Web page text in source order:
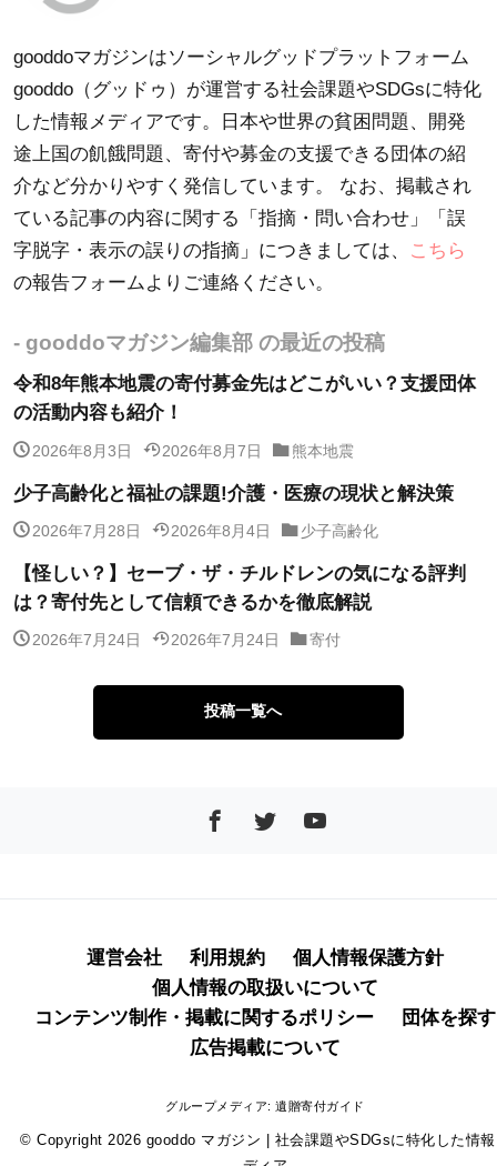
gooddoマガジンはソーシャルグッドプラットフォーム
gooddo（グッドゥ）が運営する社会課題やSDGsに特化
した情報メディアです。日本や世界の貧困問題、開発
途上国の飢餓問題、寄付や募金の支援できる団体の紹
介など分かりやすく発信しています。 なお、掲載され
ている記事の内容に関する「指摘・問い合わせ」「誤
字脱字・表示の誤りの指摘」につきましては、
こちら
の報告フォームよりご連絡ください。
- gooddoマガジン編集部 の最近の投稿
令和8年熊本地震の寄付募金先はどこがいい？支援団体
の活動内容も紹介！
2026年8月3日 2026年8月7日 熊本地震
少子高齢化と福祉の課題!介護・医療の現状と解決策
2026年7月28日 2026年8月4日 少子高齢化
【怪しい？】セーブ・ザ・チルドレンの気になる評判
は？寄付先として信頼できるかを徹底解説
2026年7月24日 2026年7月24日 寄付
投稿一覧へ
運営会社 利用規約
個人情報保護方針
個人情報の取扱いについて
コンテンツ制作・掲載に関するポリシー
団体を探す
広告掲載について
グループメディア:遺贈寄付ガイド
© Copyright 2026 gooddo マガジン | 社会課題やSDGsに特化した情